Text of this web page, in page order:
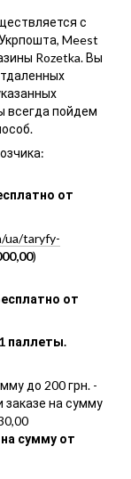
с
Meest
Rozetka. Вы
всегда пойдем
от
ua/taryfy-
)
от
паллеты.
до 200 грн. -
заказе на сумму
сумму от